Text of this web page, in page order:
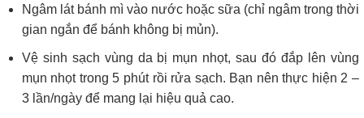
Ngâm lát bánh mì vào nước hoặc sữa (chỉ ngâm trong thời
gian ngắn để bánh không bị mủn).
Vệ sinh sạch vùng da bị mụn nhọt, sau đó đắp lên vùng
mụn nhọt trong 5 phút rồi rửa sạch. Bạn nên thực hiện 2 –
3 lần/ngày để mang lại hiệu quả cao.